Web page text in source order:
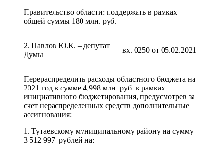
Правительство области: поддержать в рамках
общей суммы 180 млн. руб.
2. Павлов Ю.К. – депутат
Думы
вх. 0250 от 05.02.2021
Перераспределить расходы областного бюджета на
2021 год в сумме 4,998 млн. руб. в рамках
инициативного бюджетирования, предусмотрев за
счет нераспределенных средств дополнительные
ассигнования:
1. Тутаевскому муниципальному району на сумму
3 512 997 рублей на: